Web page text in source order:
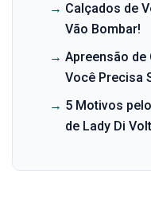
→ Calçados de
Vão Bombar!
→ Apreensão de
Você Precisa
→ 5 Motivos
de Lady Di